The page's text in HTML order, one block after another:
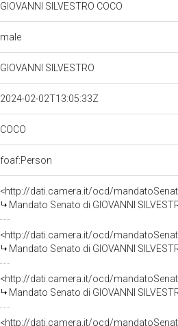
GIOVANNI SILVESTRO COCO
male
GIOVANNI SILVESTRO
2024-02-02T13:05:33Z
COCO
foaf:Person
<http://dati.camera.it/ocd/
Mandato Senato di GIOVANNI
<http://dati.camera.it/ocd/
Mandato Senato di GIOVANNI
<http://dati.camera.it/ocd/
Mandato Senato di GIOVANNI
<http://dati.camera.it/ocd/